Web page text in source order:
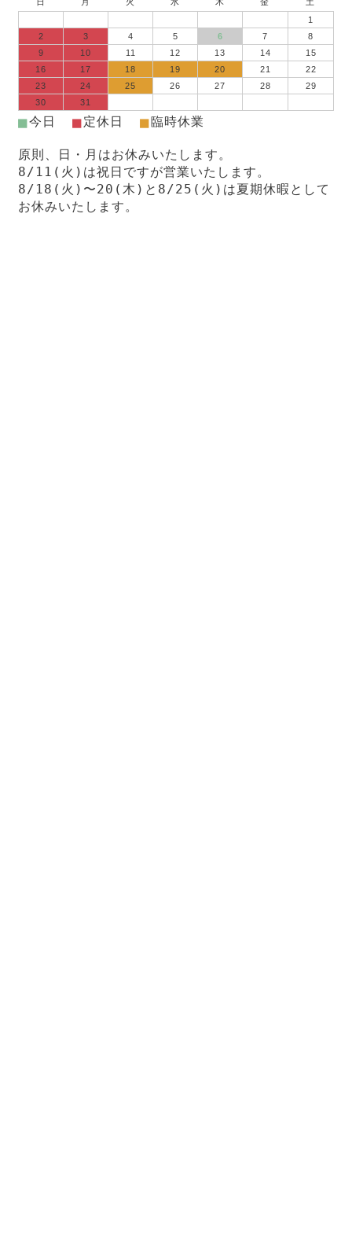
1
2
3 4 5 6 7
8
9
10 11 12 13 14
15
16
17 18 19 20 21
22
23
24 25 26 27 28
29
30
31
■今日 ■定休日 ■臨時休業
原則、日・月はお休みいたします。
8/11(火)は祝日ですが営業いたします。
8/18(火)〜20(木)と8/25(火)は夏期休暇として
お休みいたします。